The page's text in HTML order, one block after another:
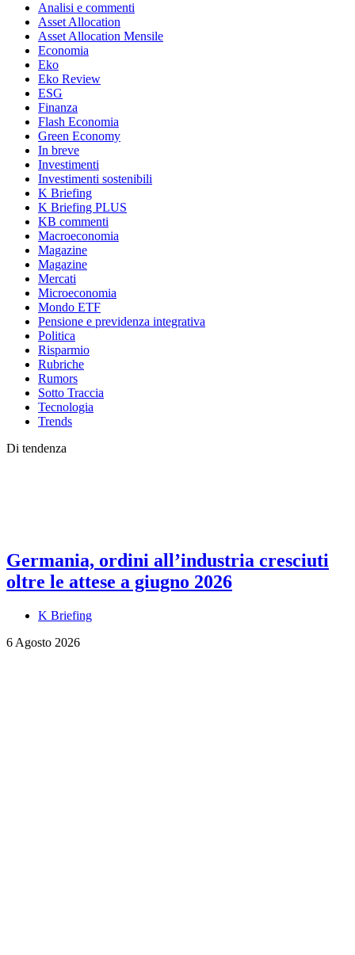
Analisi e commenti
Asset Allocation
Asset Allocation Mensile
Economia
Eko
Eko Review
ESG
Finanza
Flash Economia
Green Economy
In breve
Investimenti
Investimenti sostenibili
K Briefing
K Briefing PLUS
KB commenti
Macroeconomia
Magazine
Magazine
Mercati
Microeconomia
Mondo ETF
Pensione e previdenza integrativa
Politica
Risparmio
Rubriche
Rumors
Sotto Traccia
Tecnologia
Trends
Di tendenza
Germania, ordini all’industria cresciuti
oltre le attese a giugno 2026
K Briefing
6 Agosto 2026